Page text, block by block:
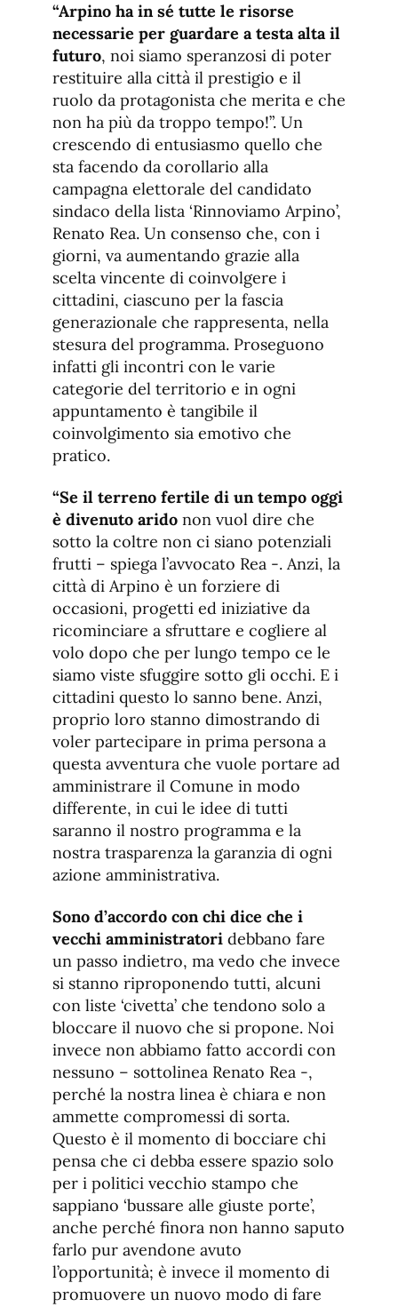
“Arpino ha in sé tutte le risorse
necessarie per guardare a testa alta il
futuro, noi siamo speranzosi di poter
restituire alla città il prestigio e il
ruolo da protagonista che merita e che
non ha più da troppo tempo!”. Un
crescendo di entusiasmo quello che
sta facendo da corollario alla
campagna elettorale del candidato
sindaco della lista ‘Rinnoviamo Arpino’,
Renato Rea. Un consenso che, con i
giorni, va aumentando grazie alla
scelta vincente di coinvolgere i
cittadini, ciascuno per la fascia
generazionale che rappresenta, nella
stesura del programma. Proseguono
infatti gli incontri con le varie
categorie del territorio e in ogni
appuntamento è tangibile il
coinvolgimento sia emotivo che
pratico.
“Se il terreno fertile di un tempo oggi
è divenuto arido non vuol dire che
sotto la coltre non ci siano potenziali
frutti – spiega l’avvocato Rea -. Anzi, la
città di Arpino è un forziere di
occasioni, progetti ed iniziative da
ricominciare a sfruttare e cogliere al
volo dopo che per lungo tempo ce le
siamo viste sfuggire sotto gli occhi. E i
cittadini questo lo sanno bene. Anzi,
proprio loro stanno dimostrando di
voler partecipare in prima persona a
questa avventura che vuole portare ad
amministrare il Comune in modo
differente, in cui le idee di tutti
saranno il nostro programma e la
nostra trasparenza la garanzia di ogni
azione amministrativa.
Sono d’accordo con chi dice che i
vecchi amministratori debbano fare
un passo indietro, ma vedo che invece
si stanno riproponendo tutti, alcuni
con liste ‘civetta’ che tendono solo a
bloccare il nuovo che si propone. Noi
invece non abbiamo fatto accordi con
nessuno – sottolinea Renato Rea -,
perché la nostra linea è chiara e non
ammette compromessi di sorta.
Questo è il momento di bocciare chi
pensa che ci debba essere spazio solo
per i politici vecchio stampo che
sappiano ‘bussare alle giuste porte’,
anche perché finora non hanno saputo
farlo pur avendone avuto
l’opportunità; è invece il momento di
promuovere un nuovo modo di fare